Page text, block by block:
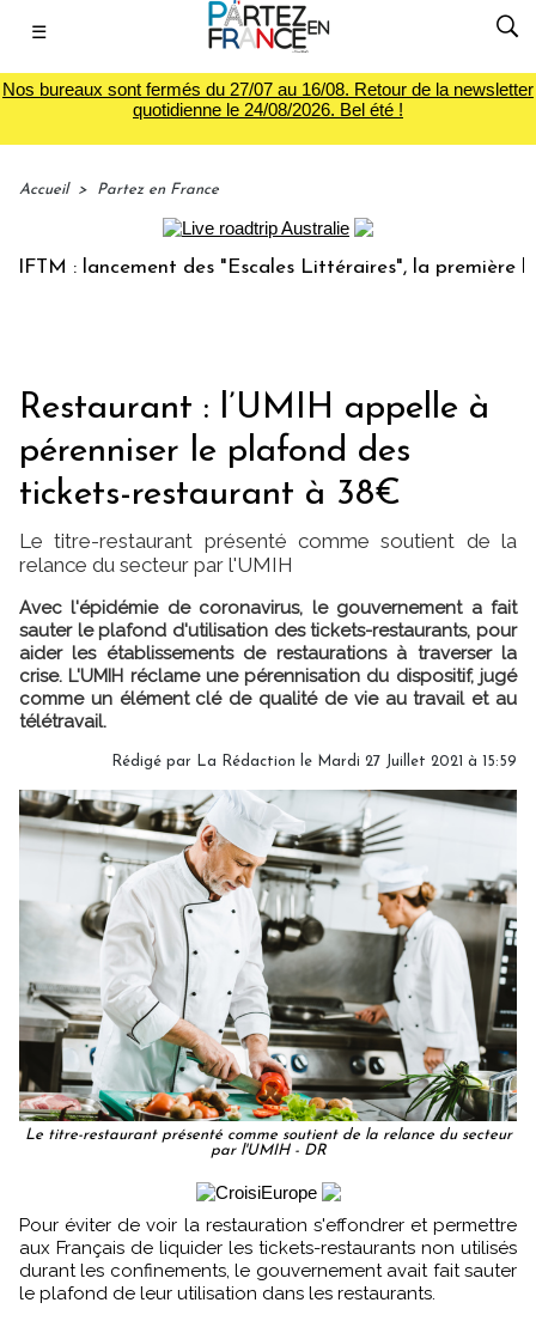
☰
Nos bureaux sont fermés du 27/07 au 16/08. Retour de la newsletter
quotidienne le 24/08/2026. Bel été !
Accueil > Partez en France
: lancement des "Escales Littéraires", la première
Restaurant : l’UMIH appelle à
pérenniser le plafond des
tickets-restaurant à 38€
Le titre-restaurant présenté comme soutient de la
relance du secteur par l'UMIH
Avec l'épidémie de coronavirus, le gouvernement a fait
sauter le plafond d'utilisation des tickets-restaurants, pour
aider les établissements de restaurations à traverser la
crise. L'UMIH réclame une pérennisation du dispositif, jugé
comme un élément clé de qualité de vie au travail et au
télétravail.
Rédigé par La Rédaction le Mardi 27 Juillet 2021 à 15:59
Le titre-restaurant présenté comme soutient de la relance du secteur
par l'UMIH - DR
Pour éviter de voir la restauration s'effondrer et permettre
aux Français de liquider les tickets-restaurants non utilisés
durant les confinements, le gouvernement avait fait sauter
le plafond de leur utilisation dans les restaurants.